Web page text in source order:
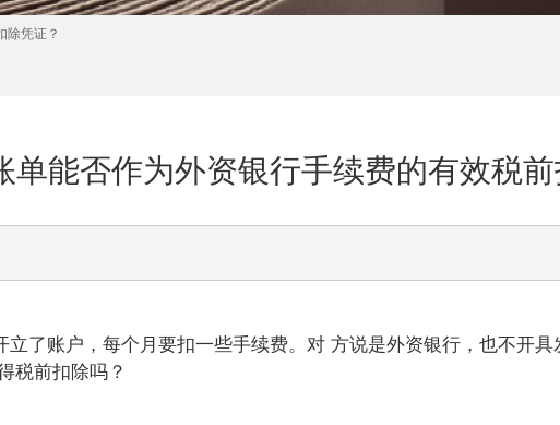
除凭证？
单能否作为外资银行手续费的有效税前
立了账户，每个月要扣一些手续费。对 方说是外资银行，也不开
税前扣除吗？